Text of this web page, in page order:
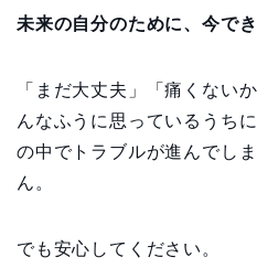
未来の自分のために、今で
「まだ大丈夫」「痛くない
んなふうに思っているうち
の中でトラブルが進んでし
ん。
でも安心してください。